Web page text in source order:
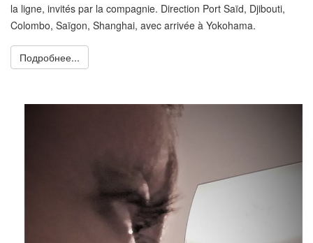
la ligne, invités par la compagnie. Direction Port Saïd, Djibouti,
Colombo, Saïgon, Shanghai, avec arrivée à Yokohama.
Подробнее...